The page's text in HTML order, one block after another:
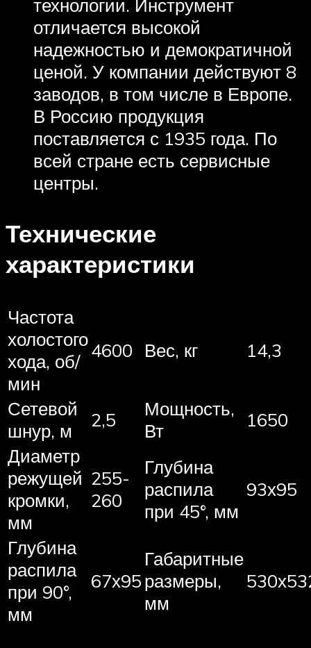
технологии. Инструмент
отличается высокой
надежностью и демократичной
ценой. У компании действуют 8
заводов, в том числе в Европе.
В Россию продукция
поставляется с 1935 года. По
всей стране есть сервисные
центры.
Технические
характеристики
Частота
холостого
хода, об/
мин
4600 Вес, кг 14,3
Сетевой
шнур, м
2,5
Мощность,
Вт
1650
Диаметр
режущей
кромки,
мм
255-
260
Глубина
распила
при 45°, мм
93х95
Глубина
распила
при 90°,
мм
67х95
Габаритные
размеры,
мм